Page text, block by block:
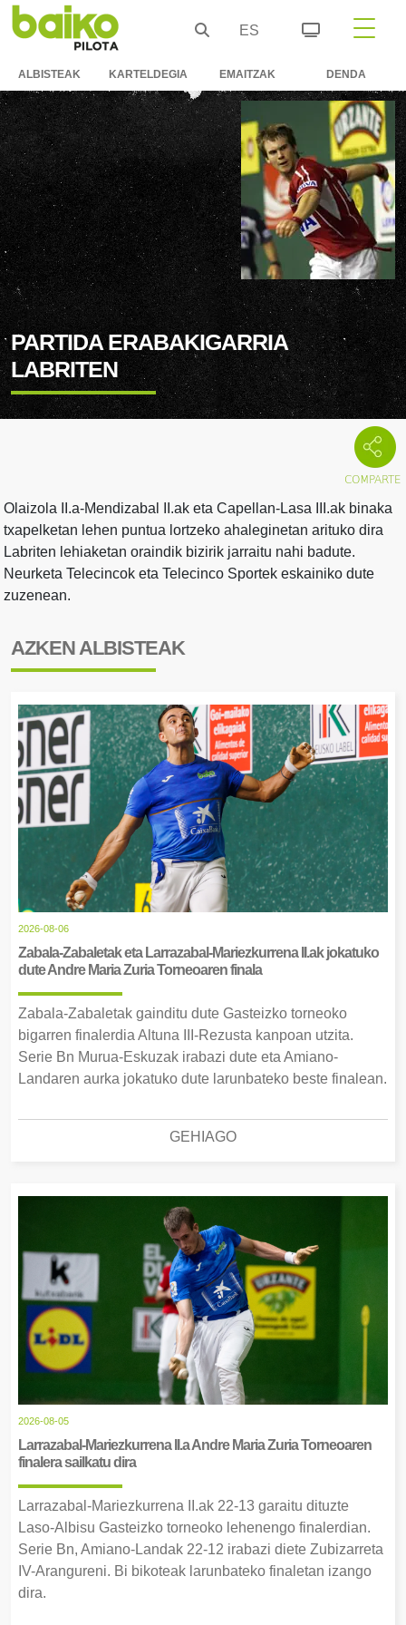
ES
ALBISTEAK KARTELDEGIA EMAITZAK DENDA
PARTIDA ERABAKIGARRIA
LABRITEN
Olaizola II.a-Mendizabal II.ak eta Capellan-Lasa III.ak binaka
txapelketan lehen puntua lortzeko ahaleginetan arituko dira
Labriten lehiaketan oraindik bizirik jarraitu nahi badute.
Neurketa Telecincok eta Telecinco Sportek eskainiko dute
zuzenean.
AZKEN ALBISTEAK
2026-08-06
Zabala-Zabaletak eta Larrazabal-Mariezkurrena II.ak jokatuko
dute Andre Maria Zuria Torneoaren finala
Zabala-Zabaletak gainditu dute Gasteizko torneoko
bigarren finalerdia Altuna III-Rezusta kanpoan utzita.
Serie Bn Murua-Eskuzak irabazi dute eta Amiano-
Landaren aurka jokatuko dute larunbateko beste finalean.
GEHIAGO
2026-08-05
Larrazabal-Mariezkurrena II.a Andre Maria Zuria Torneoaren
finalera sailkatu dira
Larrazabal-Mariezkurrena II.ak 22-13 garaitu dituzte
Laso-Albisu Gasteizko torneoko lehenengo finalerdian.
Serie Bn, Amiano-Landak 22-12 irabazi diete Zubizarreta
IV-Arangureni. Bi bikoteak larunbateko finaletan izango
dira.